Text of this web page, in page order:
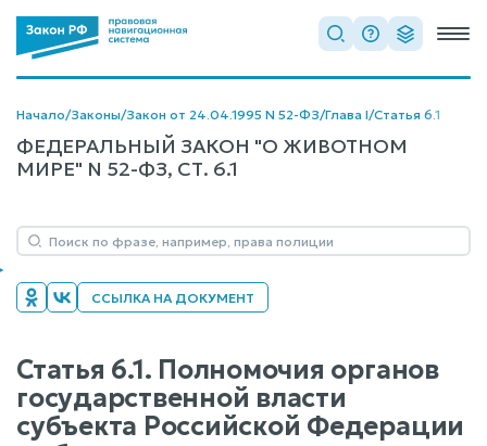
Начало/Законы/Закон от 24.04.1995 N 52-ФЗ/Глава I/Статья 6.1
ФЕДЕРАЛЬНЫЙ ЗАКОН "О ЖИВОТНОМ
МИРЕ" N 52-ФЗ, СТ. 6.1
ССЫЛКА НА ДОКУМЕНТ
Статья 6.1. Полномочия органов
государственной власти
субъекта Российской Федерации